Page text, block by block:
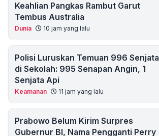
Keahlian Pangkas Rambut Garut
Tembus Australia
Dunia 10 jam yang lalu
Polisi Luruskan Temuan 996 Senjata
di Sekolah: 995 Senapan Angin, 1
Senjata Api
Keamanan 11 jam yang lalu
Prabowo Belum Kirim Surpres
Gubernur BI, Nama Pengganti Perry